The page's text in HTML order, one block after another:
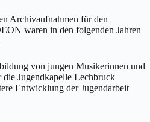
Archivaufnahmen für den
waren in den folgenden Jahren
von jungen Musikerinnen und
Jugendkapelle Lechbruck
Entwicklung der Jugendarbeit